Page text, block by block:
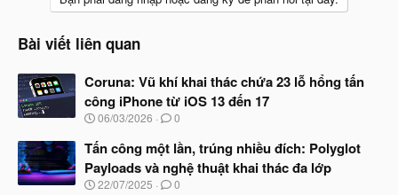
o
n
:
Bài viết liên quan
Coruna: Vũ khí khai thác chứa 23 lỗ hổng tấn
công iPhone từ iOS 13 đến 17
N
à
b
ắ
06/03/2026 0
Tấn công một lần, trúng nhiều đích: Polyglot
Payloads và nghệ thuật khai thác đa lớp
N
22/07/2025 0